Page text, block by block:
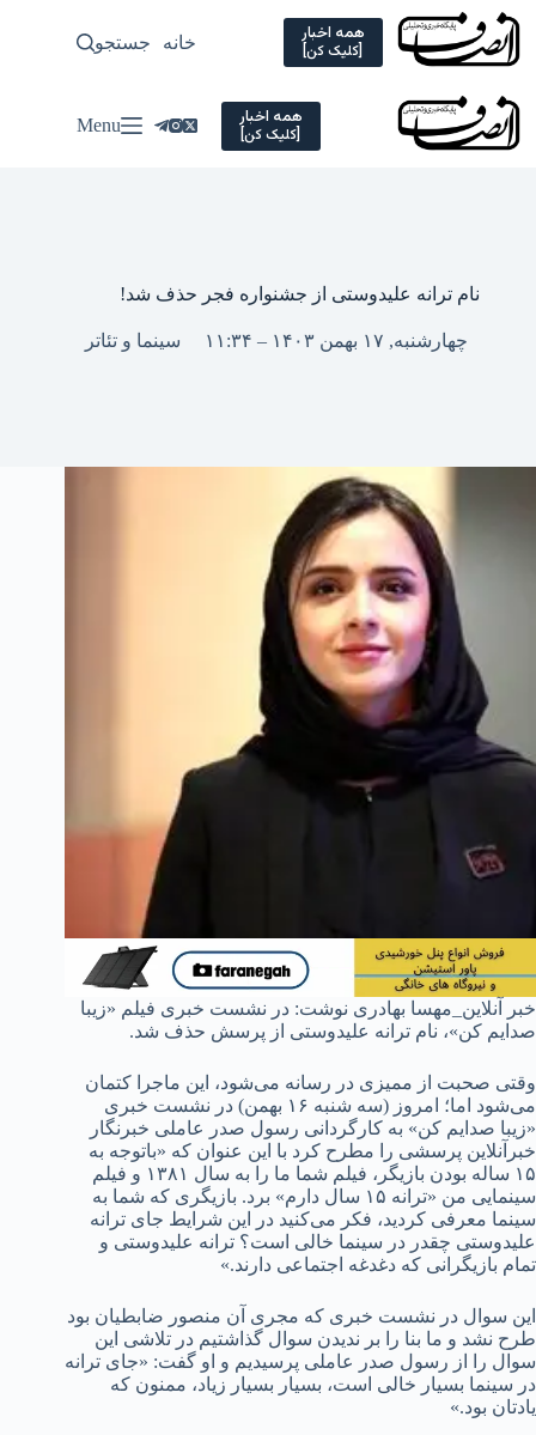
Skip
content
همه اخبار
[کلیک کن] خانه سیاسی
جستجو
همه اخبار
[کلیک کن] Menu
نام ترانه علیدوستی از جشنواره فجر حذف شد!
چهارشنبه, ۱۷ بهمن ۱۴۰۳ – ۱۱:۳۴ سینما و تئاتر
خبر آنلاین_مهسا بهادری نوشت: در نشست خبری فیلم «زیبا
صدایم کن»، نام ترانه علیدوستی از پرسش حذف شد.
وقتی صحبت از ممیزی در رسانه می‌شود، این ماجرا کتمان
می‌شود اما؛ امروز (سه شنبه ۱۶ بهمن) در نشست خبری
«زیبا صدایم کن» به کارگردانی رسول صدر عاملی خبرنگار
خبرآنلاین پرسشی را مطرح کرد با این عنوان که «باتوجه به
۱۵ ساله بودن بازیگر، فیلم شما ما را به سال ۱۳۸۱ و فیلم
سینمایی من «ترانه ۱۵ سال دارم» برد. بازیگری که شما به
سینما معرفی کردید، فکر می‌کنید در این شرایط جای ترانه
علیدوستی چقدر در سینما خالی است؟ ترانه علیدوستی و
تمام بازیگرانی که دغدغه اجتماعی دارند.»
این سوال در نشست خبری که مجری آن منصور ضابطیان بود
طرح نشد و ما بنا را بر ندیدن سوال گذاشتیم در تلاشی این
سوال را از رسول صدر عاملی پرسیدیم و او گفت: «جای ترانه
در سینما بسیار خالی است، بسیار بسیار زیاد، ممنون که
یادتان بود.»